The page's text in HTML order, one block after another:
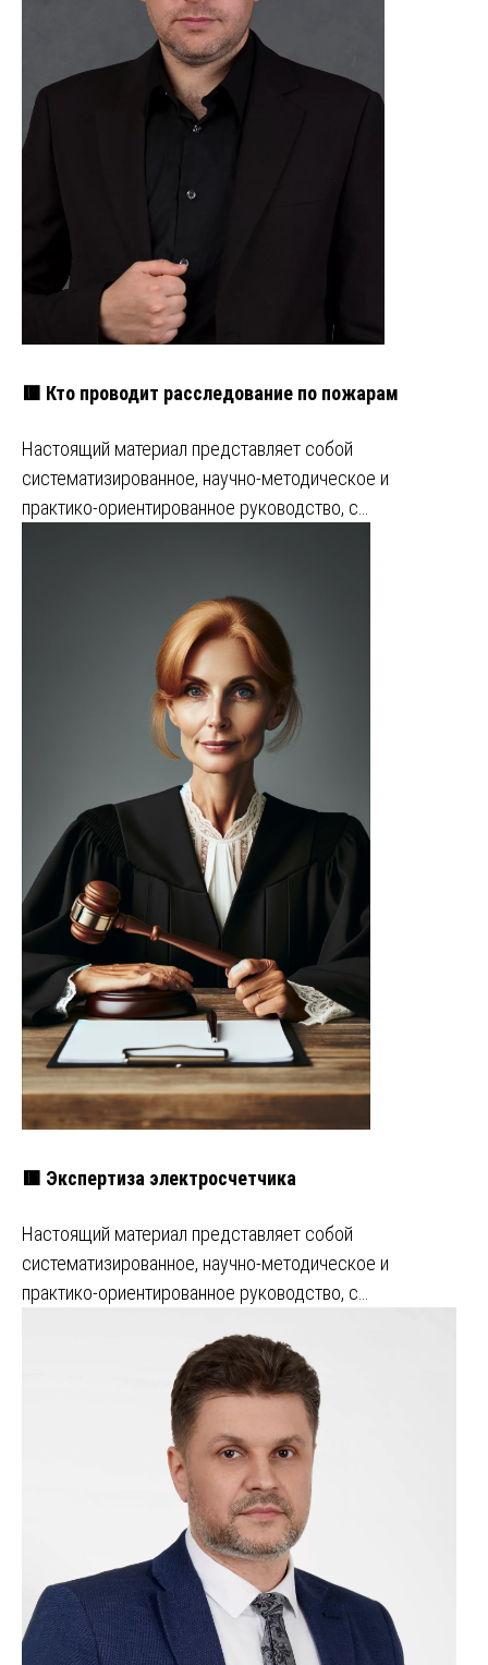
🟥 Кто проводит расследование по пожарам
Настоящий материал представляет собой
систематизированное, научно-методическое и
практико-ориентированное руководство, с…
🟥 Экспертиза электросчетчика
Настоящий материал представляет собой
систематизированное, научно-методическое и
практико-ориентированное руководство, с…